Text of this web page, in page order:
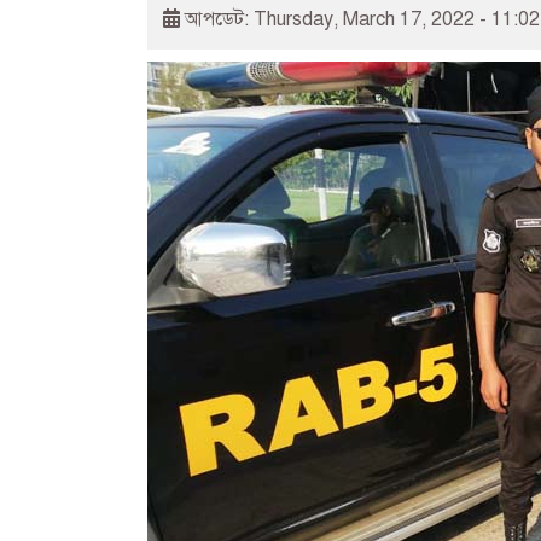
আপডেট: Thursday, March 17, 2022 -